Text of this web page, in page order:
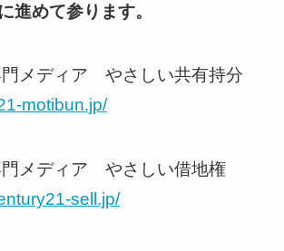
進めて参ります。
メディア やさしい共有持分
motibun.jp/
門メディア やさしい借地権
sell.jp/